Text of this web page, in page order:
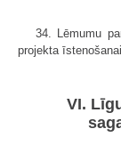
34. Lēmumu
projekta
VI.